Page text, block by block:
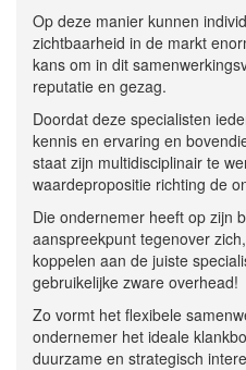
Op deze manier kunnen
zichtbaarheid in de markt
kans om in dit
reputatie en gezag.
Doordat deze specialisten
kennis en ervaring en
staat zijn multidisciplinair te
waardepropositie richting de
Die ondernemer heeft op zijn
aanspreekpunt tegenover
koppelen aan de juiste
gebruikelijke zware overhead!
Zo vormt het flexibele
ondernemer het ideale
duurzame en strategisch